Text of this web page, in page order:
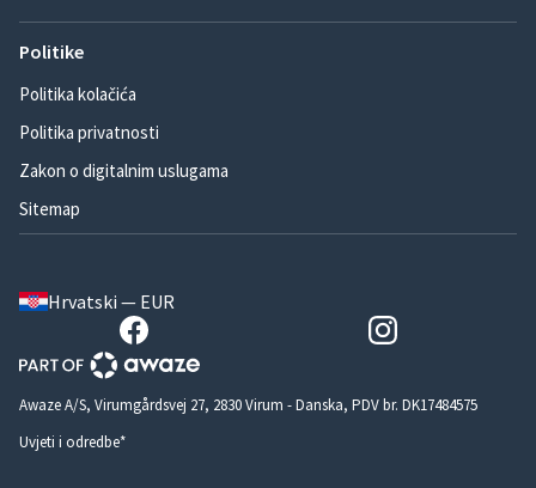
Politike
Politika kolačića
Politika privatnosti
Zakon o digitalnim uslugama
Sitemap
Hrvatski — EUR
Awaze A/S, Virumgårdsvej 27, 2830 Virum - Danska, PDV br. DK17484575
Uvjeti i odredbe*